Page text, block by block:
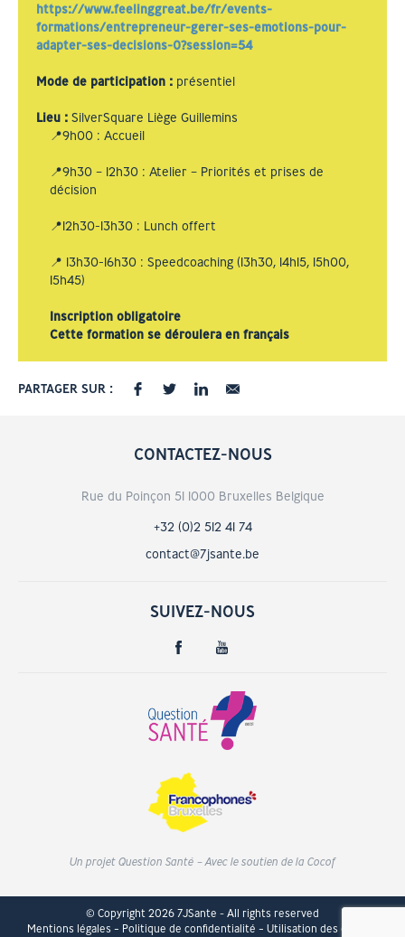
https://www.feelinggreat.be/fr/events-
formations/entrepreneur-gerer-ses-emotions-pour-
adapter-ses-decisions-0?session=54
Mode de participation : présentiel
Lieu : SilverSquare Liège Guillemins
📍9h00 : Accueil
📍9h30 – 12h30 : Atelier – Priorités et prises de
décision
📍12h30-13h30 : Lunch offert
📍 13h30-16h30 : Speedcoaching (13h30, 14h15, 15h00,
15h45)
Inscription obligatoire
Cette formation se déroulera en français
PARTAGER SUR :
CONTACTEZ-NOUS
Rue du Poinçon 51 1000 Bruxelles Belgique
+32 (0)2 512 41 74
contact@7jsante.be
SUIVEZ-NOUS
Un projet Question Santé – Avec le soutien de la Cocof
© Copyright 2026 7JSante - All rights reserved
Mentions légales
Politique de confidentialité Utilisation des cookies